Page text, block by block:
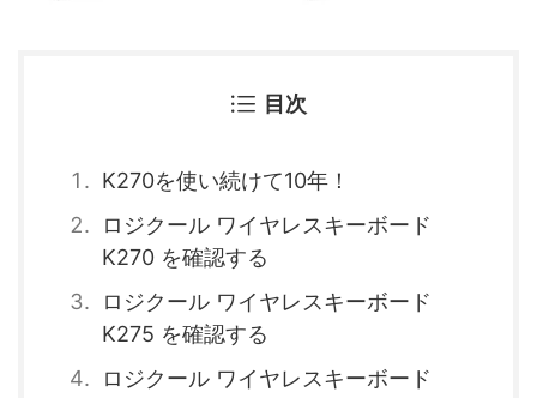
目次
K270を使い続けて10年！
ロジクール ワイヤレスキーボード
K270 を確認する
ロジクール ワイヤレスキーボード
K275 を確認する
ロジクール ワイヤレスキーボード